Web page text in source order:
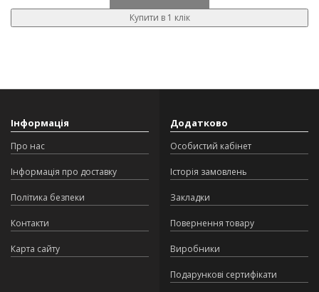
Купити в 1 клік
Інформація
Про нас
Інформація про доставку
Політика безпеки
Контакти
Карта сайту
Додатково
Особистий кабінет
Історія замовлень
Закладки
Повернення товару
Виробники
Подарункові сертифікати